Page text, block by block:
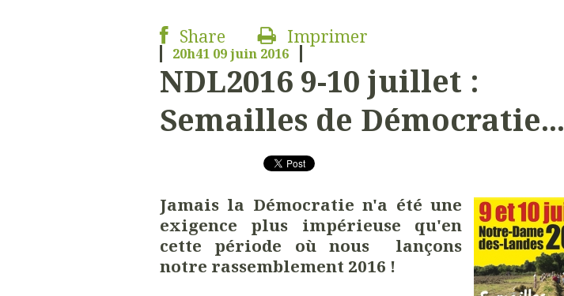
Share Imprimer
20h41 09juin 2016
NDL2016 9-10 juillet :
Semailles de Démocratie...
Jamais la Démocratie n'a été une
exigence plus impérieuse qu'en
cette période où nous lançons
notre rassemblement 2016 !